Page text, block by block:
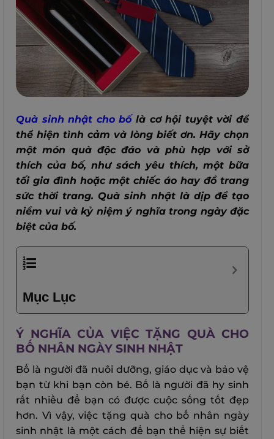
Quà sinh nhật cho bốlà cơ hội tuyệt vời để
thể hiện tình cảm và lòng biết ơn. Hãy chọn
một món quà độc đáo và phù hợp với sở
thích của bố, như sách yêu thích, một bữa
tối gia đình hoặc một chiếc áo hay đồ trang
sức thời trang. Quà sinh nhật là dịp để tạo
niềm vui và kỷ niệm ý nghĩa trong ngày đặc
biệt của bố.
Mục Lục
Ý NGHĨA CỦA VIỆC TẶNG QUÀ CHO
BỐ NHÂN NGÀY SINH NHẬT
Bố là người đã nuôi dưỡng, giáo dục và bảo vệ
bạn từ khi bạn còn bé. Bố là người đã hy sinh
rất nhiều để bạn có được cuộc sống tốt đẹp
hơn. Vì vậy, việc tặng quà cho bố nhân ngày
sinh nhật là một cách để bạn thể hiện sự biết